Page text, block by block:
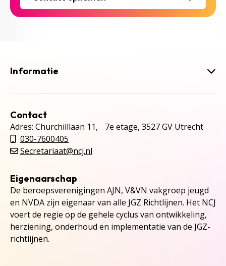
Informatie
Contact
Adres: Churchilllaan 11, 7e etage, 3527 GV Utrecht
030-7600405
Secretariaat@ncj.nl
Eigenaarschap
De beroepsverenigingen AJN, V&VN vakgroep jeugd
en NVDA zijn eigenaar van alle JGZ Richtlijnen. Het NCJ
voert de regie op de gehele cyclus van ontwikkeling,
herziening, onderhoud en implementatie van de JGZ-
richtlijnen.